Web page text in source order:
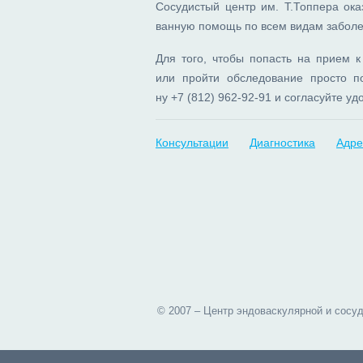
Со­су­ди­стый центр им. Т.Топ­пе­ра
ван­ную по­мощь по всем ви­дам
Для то­го, что­бы по­пасть на при­ем к
или прой­ти об­сле­до­ва­ние про­сто
ну +7 (812) 962-92-91 и со­гла­суй­те
Консультации Диагностика
© 2007 – Центр эндоваскулярной и